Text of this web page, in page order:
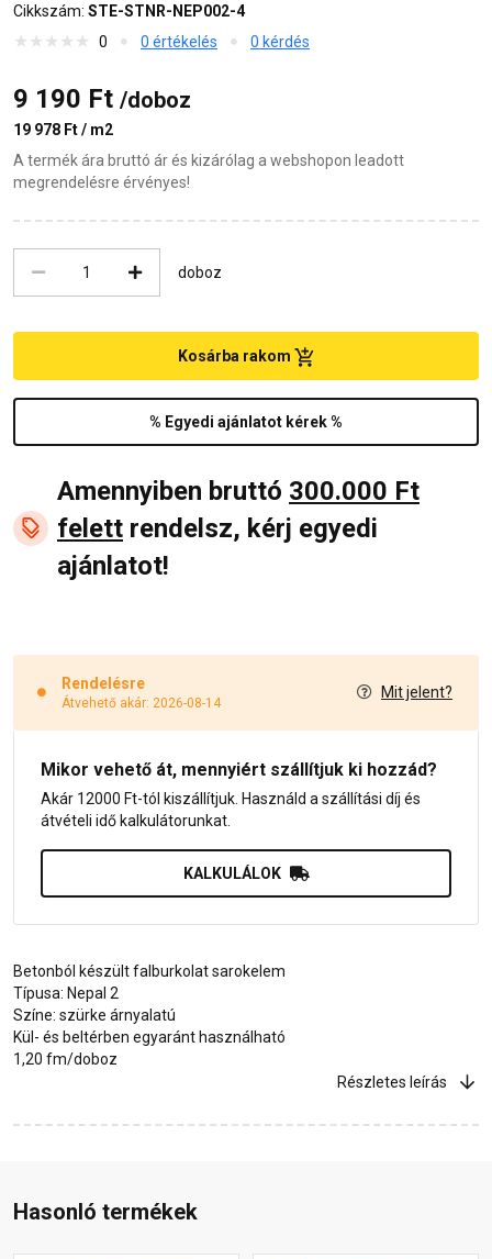
Cikkszám: STE-STNR-NEP002-4
0
0 értékelés 0 kérdés
9 190 Ft /doboz
19 978 Ft / m2
A termék ára bruttó ár és kizárólag a webshopon leadott
megrendelésre érvényes!
doboz
% Egyedi ajánlatot kérek %
Kosárba rakom
Amennyiben bruttó 300.000 Ft
felett rendelsz, kérj egyedi
ajánlatot!
Rendelésre
Átvehető akár: 2026-08-14
Mit jelent?
Mikor vehető át, mennyiért szállítjuk ki hozzád?
Akár 12000 Ft-tól kiszállítjuk. Használd a szállítási díj és
átvételi idő kalkulátorunkat.
KALKULÁLOK
Betonból készült falburkolat sarokelem
Típusa: Nepal 2
Színe: szürke árnyalatú
Kül- és beltérben egyaránt használható
1,20 fm/doboz
Részletes leírás
Hasonló termékek